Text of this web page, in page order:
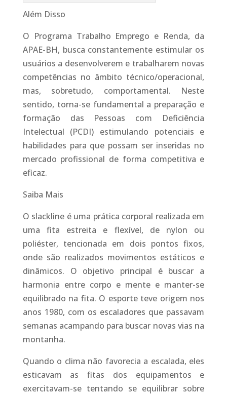
Além Disso
O Programa Trabalho Emprego e Renda, da
APAE-BH, busca constantemente estimular os
usuários a desenvolverem e trabalharem novas
competências no âmbito técnico/operacional,
mas, sobretudo, comportamental. Neste
sentido, torna-se fundamental a preparação e
formação das Pessoas com Deficiência
Intelectual (PCDI) estimulando potenciais e
habilidades para que possam ser inseridas no
mercado profissional de forma competitiva e
eficaz.
Saiba Mais
O slackline é uma prática corporal realizada em
uma fita estreita e flexível, de nylon ou
poliéster, tencionada em dois pontos fixos,
onde são realizados movimentos estáticos e
dinâmicos. O objetivo principal é buscar a
harmonia entre corpo e mente e manter-se
equilibrado na fita. O esporte teve origem nos
anos 1980, com os escaladores que passavam
semanas acampando para buscar novas vias na
montanha.
Quando o clima não favorecia a escalada, eles
esticavam as fitas dos equipamentos e
exercitavam-se tentando se equilibrar sobre